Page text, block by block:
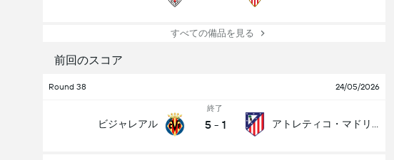
すべての備品を見る
前回のスコア
Round 38 24/05/2026
ビジャレアル
終了
5 - 1